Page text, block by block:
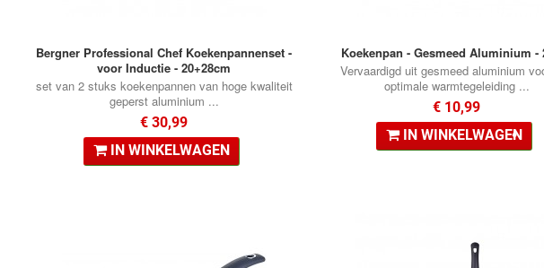
Bergner Professional Chef Koekenpannenset -
voor Inductie - 20+28cm
set van 2 stuks koekenpannen van hoge kwaliteit
geperst aluminium ...
€ 30,99
IN WINKELWAGEN
Koekenpan - Gesmeed Aluminium -
Vervaardigd uit gesmeed aluminium
optimale warmtegeleiding ...
€ 10,99
IN WINKELWAGEN
•
•